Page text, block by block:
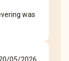
was